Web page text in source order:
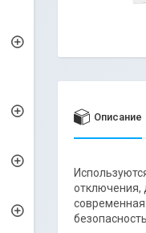
Описание
отключения,